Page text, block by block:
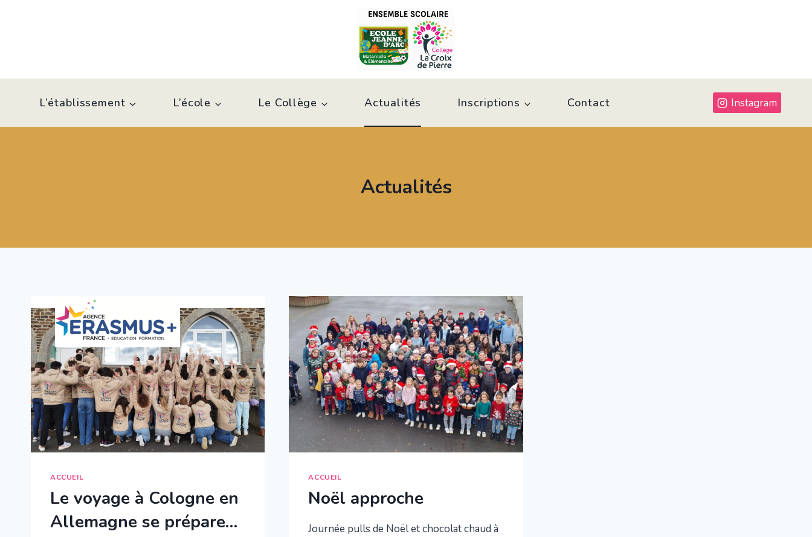
L’établissement L’école Le Collège Actualités Inscriptions Contact Instagram
Actualités
ACCUEIL
Le voyage à Cologne en
Allemagne se prépare…
ACCUEIL
Noël approche
Journée pulls de Noël et chocolat chaud à